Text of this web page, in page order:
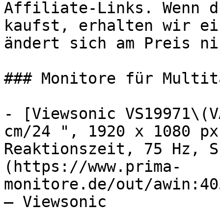
Affiliate-Links. Wenn
kaufst, erhalten wir
ändert sich am Preis
### Monitore für
- [Viewsonic
cm/24 ", 1920 x 1080
Reaktionszeit, 75 Hz,
(https://www.prima-
monitore.de/out/
— Viewsonic